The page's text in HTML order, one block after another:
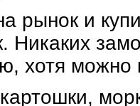
рынок и
Никаких
хотя можно